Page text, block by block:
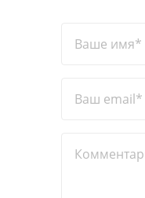
Ваше имя*
Ваш email*